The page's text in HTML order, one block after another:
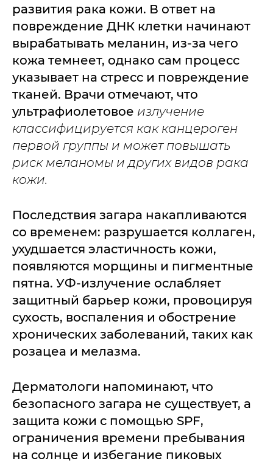
развития рака кожи. В ответ на
повреждение ДНК клетки начинают
вырабатывать меланин, из-за чего
кожа темнеет, однако сам процесс
указывает на стресс и повреждение
тканей. Врачи отмечают, что
ультрафиолетовое излучение
классифицируется как канцероген
первой группы и может повышать
риск меланомы и других видов рака
кожи.
Последствия загара накапливаются
со временем: разрушается коллаген,
ухудшается эластичность кожи,
появляются морщины и пигментные
пятна. УФ-излучение ослабляет
защитный барьер кожи, провоцируя
сухость, воспаления и обострение
хронических заболеваний, таких как
розацеа и мелазма.
Дерматологи напоминают, что
безопасного загара не существует, а
защита кожи с помощью SPF,
ограничения времени пребывания
на солнце и избегание пиковых